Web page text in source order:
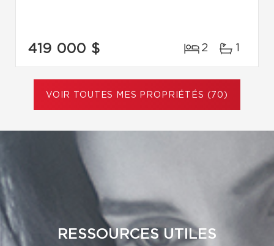
419 000 $ 2 1
VOIR TOUTES MES PROPRIÉTÉS (70)
RESSOURCES UTILES